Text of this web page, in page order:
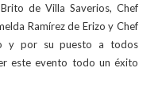
de Villa Saverios, Chef
Ramírez de Erizo y Chef
y por su puesto a todos
este evento todo un éxito